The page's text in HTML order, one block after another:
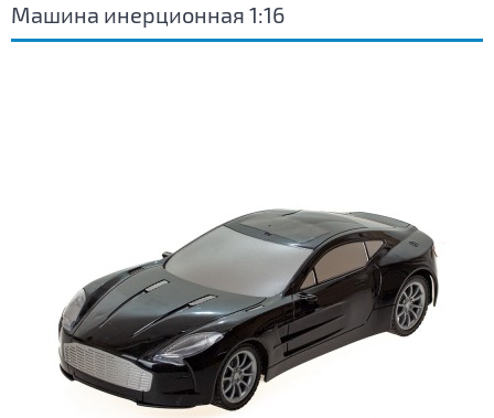
Машина инерционная 1:16